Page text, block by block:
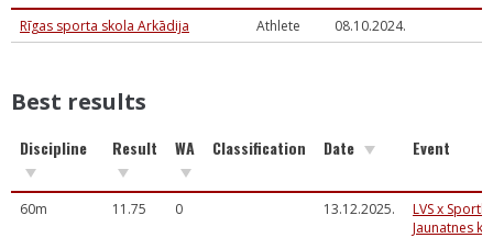
Rīgas sporta skola Arkādija Athlete 08.10.2024.
Best results
Discipline Result WA Classification Date Event
60m 11.75 0 13.12.2025.
LVS x
Jaunatnes